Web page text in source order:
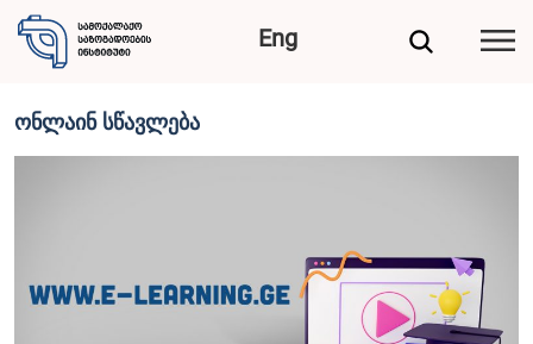
Eng
ონლაინ სწავლება